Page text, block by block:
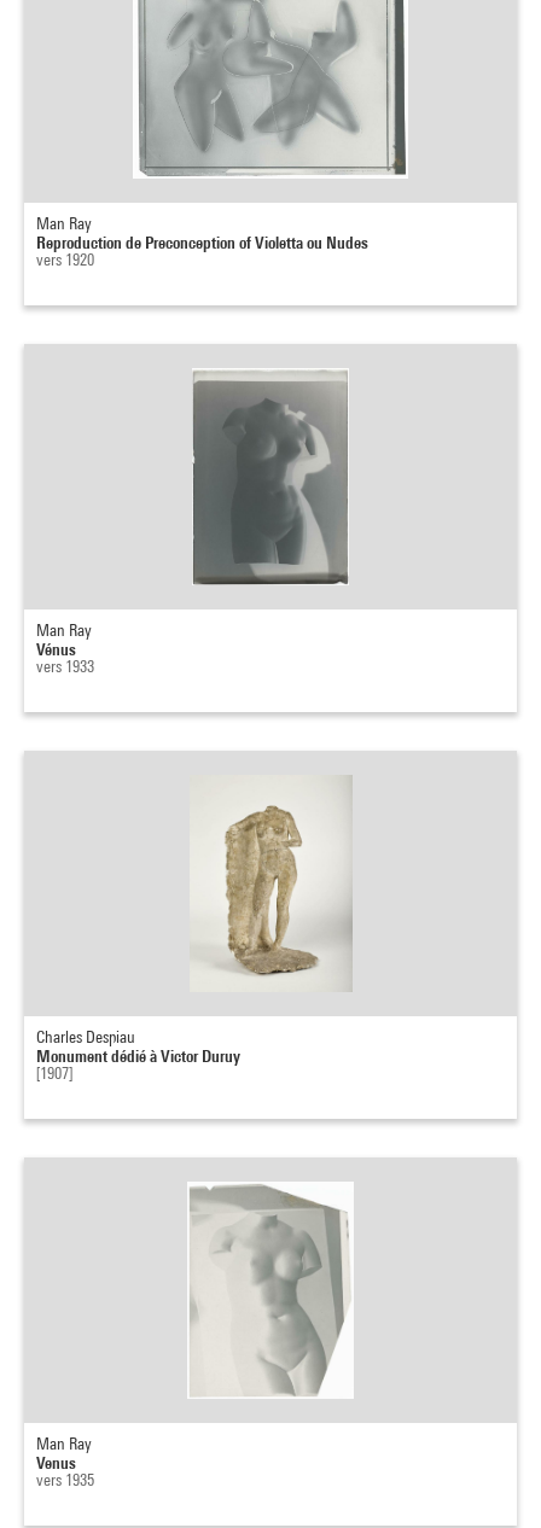
Man Ray
Reproduction de Preconception of Violetta ou Nudes
vers 1920
Man Ray
Vénus
vers 1933
Charles Despiau
Monument dédié à Victor Duruy
[1907]
Man Ray
Venus
vers 1935